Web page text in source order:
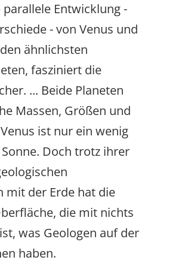
Entwicklung -
- von Venus und
ähnlichsten
fasziniert die
... Beide Planeten
Massen, Größen und
ist nur ein wenig
Doch trotz ihrer
mit der Erde hat die
die mit nichts
was Geologen auf der
haben.